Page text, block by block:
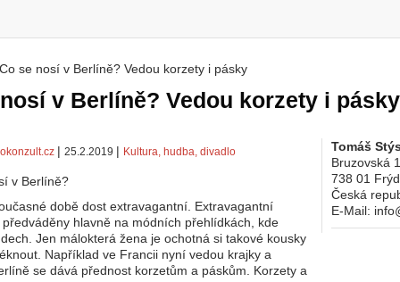
Co se nosí v Berlíně? Vedou korzety i pásky
v Berlíně? Vedou korzety i pásky
| 25.2.2019 | Kultura, hudba, divadlo
době dost extravagantní. Extravagantní
hlavně na módních přehlídkách, kde
Jen málokterá žena je ochotná si takové kousky
Například ve Francii nyní vedou krajky a
se dává přednost korzetům a páskům. Korzety a
Tomáš
Bruzovská
738 01
Česká
E-Mail: